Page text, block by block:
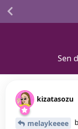
Sen
kizatasozu
melaykeeee